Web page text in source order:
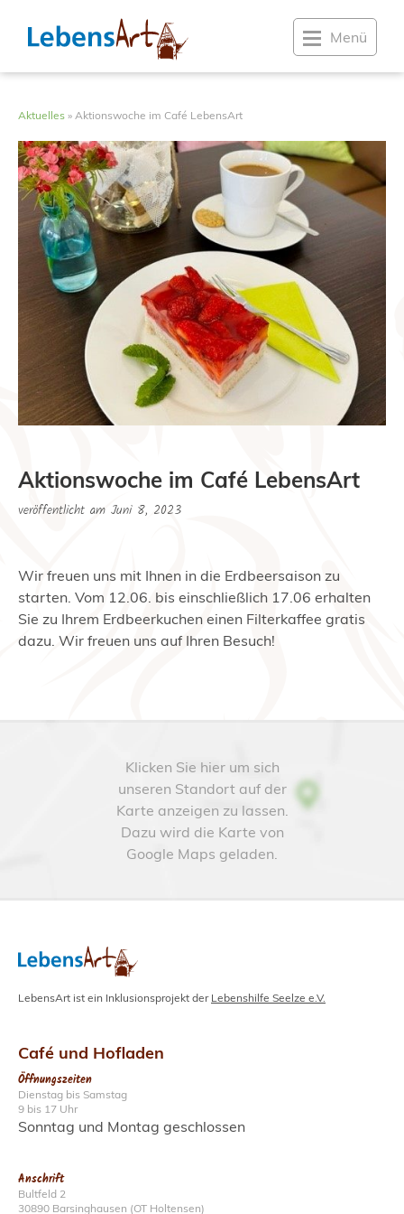
Menü
Aktuelles » Aktionswoche im Café LebensArt
Aktionswoche im Café LebensArt
veröffentlicht am Juni 8, 2023
Wir freuen uns mit Ihnen in die Erdbeersaison zu
starten. Vom 12.06. bis einschließlich 17.06 erhalten
Sie zu Ihrem Erdbeerkuchen einen Filterkaffee gratis
dazu. Wir freuen uns auf Ihren Besuch!
Klicken Sie hier um sich
unseren Standort auf der
Karte anzeigen zu lassen.
Dazu wird die Karte von
Google Maps geladen.
LebensArt ist ein Inklusionsprojekt der Lebenshilfe Seelze e.V.
Café und Hofladen
Öffnungszeiten
Dienstag bis Samstag
9 bis 17 Uhr
Sonntag und Montag geschlossen
Anschrift
Bultfeld 2
30890 Barsinghausen (OT Holtensen)